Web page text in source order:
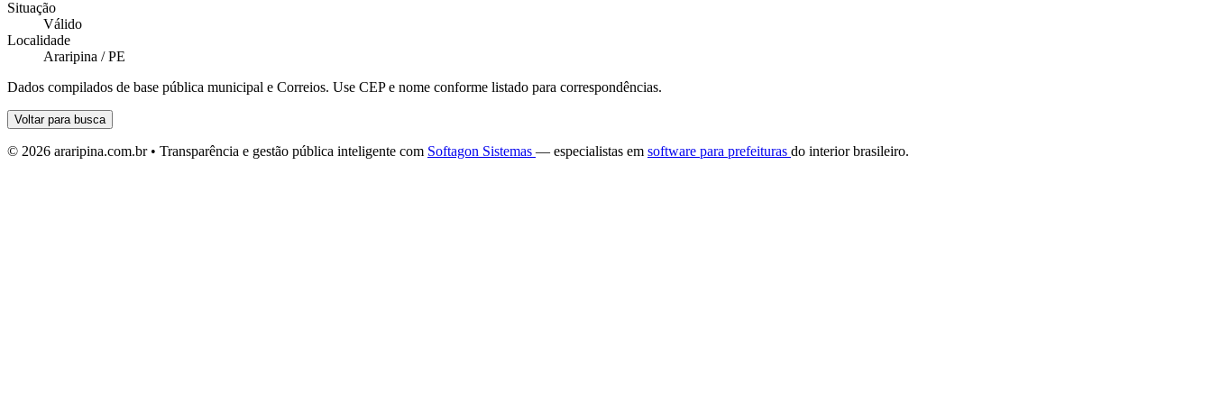
Situação
Válido
Localidade
Araripina / PE
Dados compilados de base pública municipal e Correios. Use CEP e nome conforme listado para correspondências.
Voltar para busca
© 2026 araripina.com.br • Transparência e gestão pública inteligente com Softagon Sistemas — especialistas em software para prefeituras do interior brasileiro.